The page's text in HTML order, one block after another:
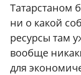
Татарстаном
ни о какой
ресурсы там
вообще
для